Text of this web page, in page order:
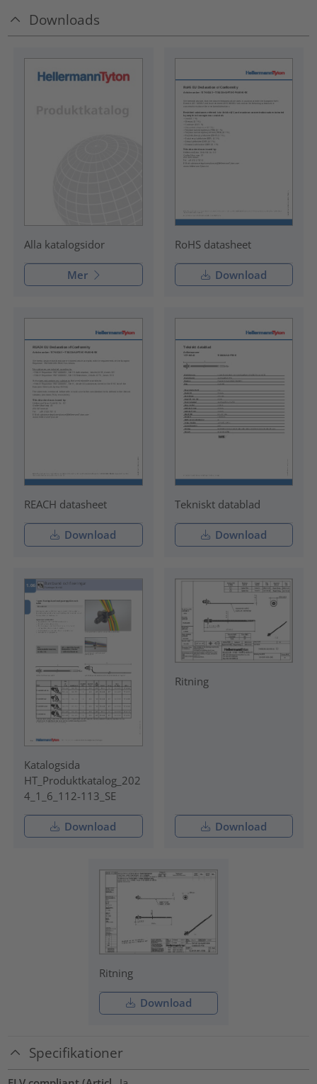
Downloads
Alla katalogsidor
Mer
RoHS datasheet
Download
REACH datasheet
Download
Tekniskt datablad
Download
Katalogsida
HT_Produktkatalog_202
4_1_6_112-113_SE
Download
Ritning
Download
Ritning
Download
Specifikationer